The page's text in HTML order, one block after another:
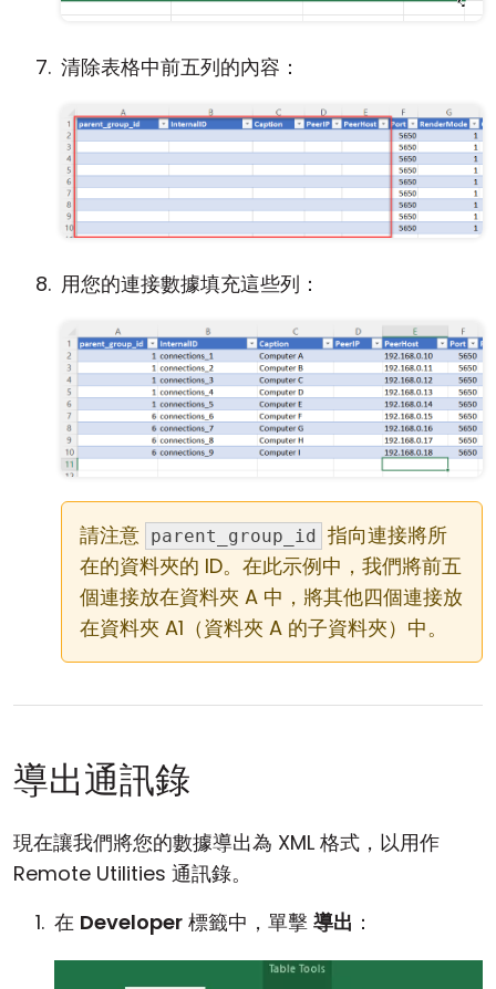
清除表格中前五列的內容：
用您的連接數據填充這些列：
請注意 parent_group_id 指向連接將所
在的資料夾的 ID。在此示例中，我們將前五
個連接放在資料夾 A 中，將其他四個連接放
在資料夾 A1（資料夾 A 的子資料夾）中。
導出通訊錄
現在讓我們將您的數據導出為 XML 格式，以用作
Remote Utilities 通訊錄。
在 Developer 標籤中，單擊 導出 ：